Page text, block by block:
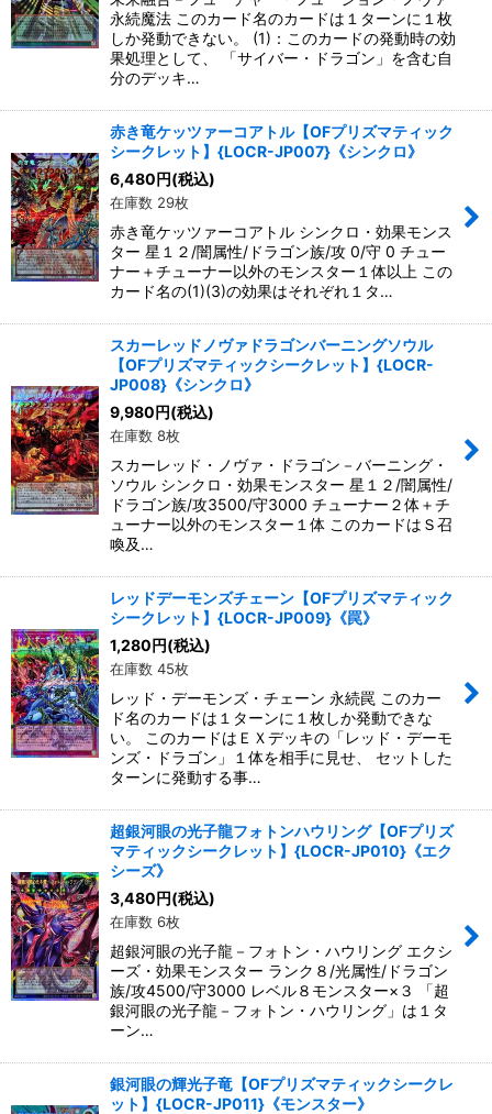
永続魔法 このカード名のカードは１ターンに１枚
しか発動できない。 (1)：このカードの発動時の効
果処理として、 「サイバー・ドラゴン」を含む自
分のデッキ…
赤き竜ケッツァーコアトル【OFプリズマティック
シークレット】{LOCR-JP007}《シンクロ》
6,480円(税込)
在庫数 29枚
赤き竜ケッツァーコアトル シンクロ・効果モンス
ター 星１２/闇属性/ドラゴン族/攻 0/守 0 チュー
ナー＋チューナー以外のモンスター１体以上 この
カード名の(1)(3)の効果はそれぞれ１タ…
スカーレッドノヴァドラゴンバーニングソウル
【OFプリズマティックシークレット】{LOCR-
JP008}《シンクロ》
9,980円(税込)
在庫数 8枚
スカーレッド・ノヴァ・ドラゴン－バーニング・
ソウル シンクロ・効果モンスター 星１２/闇属性/
ドラゴン族/攻3500/守3000 チューナー２体＋チ
ューナー以外のモンスター１体 このカードはＳ召
喚及…
レッドデーモンズチェーン【OFプリズマティック
シークレット】{LOCR-JP009}《罠》
1,280円(税込)
在庫数 45枚
レッド・デーモンズ・チェーン 永続罠 このカー
ド名のカードは１ターンに１枚しか発動できな
い。 このカードはＥＸデッキの「レッド・デーモ
ンズ・ドラゴン」１体を相手に見せ、 セットした
ターンに発動する事…
超銀河眼の光子龍フォトンハウリング【OFプリズ
マティックシークレット】{LOCR-JP010}《エク
シーズ》
3,480円(税込)
在庫数 6枚
超銀河眼の光子龍－フォトン・ハウリング エクシ
ーズ・効果モンスター ランク８/光属性/ドラゴン
族/攻4500/守3000 レベル８モンスター×３ 「超
銀河眼の光子龍－フォトン・ハウリング」は１タ
ーン…
銀河眼の輝光子竜【OFプリズマティックシークレ
ット】{LOCR-JP011}《モンスター》